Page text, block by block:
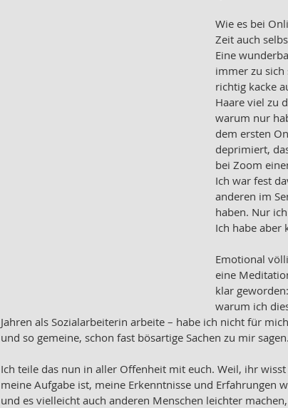
Wie es bei
Zeit auch
Eine
immer zu sich
richtig kacke
Haare viel zu
warum nur
dem ersten
deprimiert,
bei Zoom
Ich war fest
anderen im
haben. Nur
Ich habe aber
Emotional
eine
klar
warum ich
Jahren als Sozialarbeiterin arbeite – habe ich nicht für
und so gemeine, schon fast bösartige Sachen zu mir sagen.
Ich teile das nun in aller Offenheit mit euch. Weil, ihr
meine Aufgabe ist, meine Erkenntnisse und Erfahrungen
und es vielleicht auch anderen Menschen leichter